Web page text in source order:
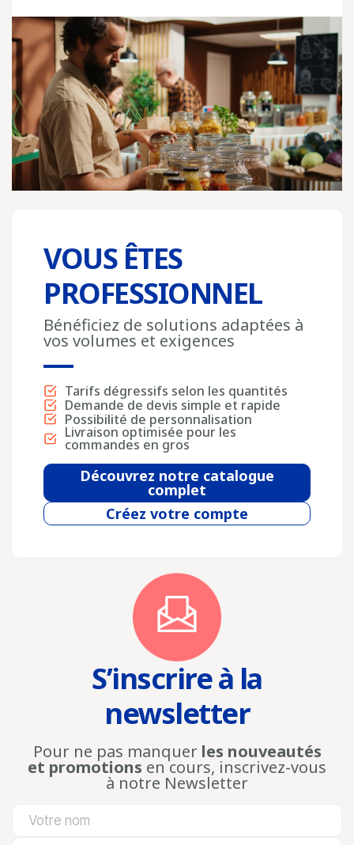
VOUS ÊTES
PROFESSIONNEL
Bénéficiez de solutions adaptées à
vos volumes et exigences
Tarifs dégressifs selon les quantités
Demande de devis simple et rapide
Possibilité de personnalisation
Livraison optimisée pour les
commandes en gros
Découvrez notre catalogue
complet
Créez votre compte
S’inscrire à la
newsletter
Pour ne pas manquer les nouveautés
et promotions en cours, inscrivez-vous
à notre Newsletter